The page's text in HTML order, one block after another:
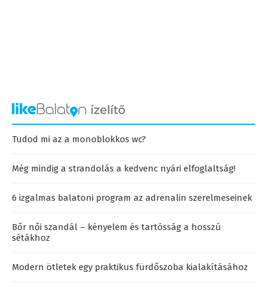
Tudod mi az a monoblokkos wc?
Még mindig a strandolás a kedvenc nyári elfoglaltság!
6 izgalmas balatoni program az adrenalin szerelmeseinek
Bőr női szandál – kényelem és tartósság a hosszú
sétákhoz
Modern ötletek egy praktikus fürdőszoba kialakításához